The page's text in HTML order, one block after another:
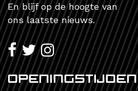
En blijf op de hoogte van
ons laatste nieuws.
openingstijden